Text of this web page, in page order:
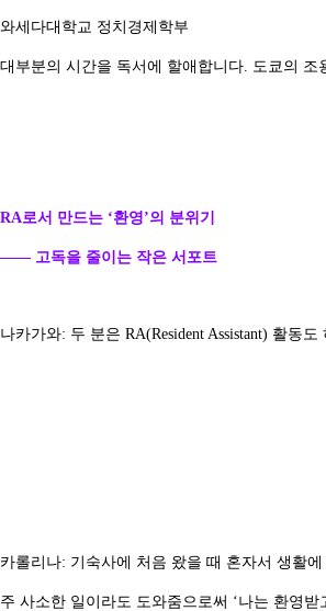
와세다대학교 정치경제학부
대부분의 시간을 독서에 할애합니다. 도쿄의
RA로서 만드는 ‘환영’의 분위기
—— 고독을 줄이는 작은 서포트
나카가와: 두 분은 RA(Resident Assistant) 활동
카롤리나: 기숙사에 처음 왔을 때 혼자서 생활
주 사소한 일이라도 도와줌으로써 ‘나는 환영